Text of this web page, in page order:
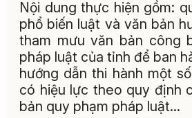
Nội dung thực hiện gồm:
phổ biến luật và văn bản
tham mưu văn bản công
pháp luật của tỉnh để ban
hướng dẫn thi hành một
có hiệu lực theo quy định
bản quy phạm pháp luật…